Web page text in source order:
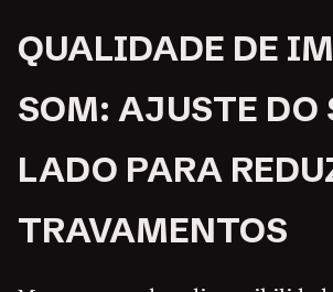
QUALIDADE DE
SOM: AJUSTE DO
LADO PARA
TRAVAMENTOS